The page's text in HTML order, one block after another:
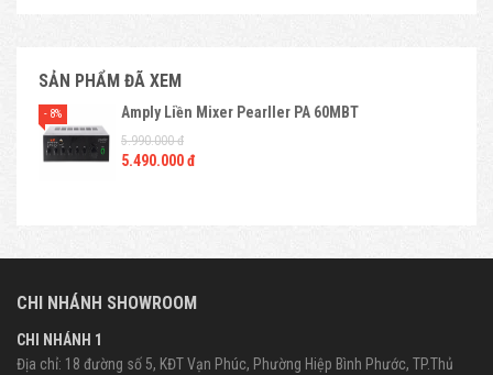
SẢN PHẨM ĐÃ XEM
Amply Liền Mixer Pearller PA 60MBT
5.990.000 đ
5.490.000 đ
- 8%
CHI NHÁNH SHOWROOM
CHI NHÁNH 1
Địa chỉ: 18 đường số 5, KĐT Vạn Phúc, Phường Hiệp Bình Phước, TP.Thủ